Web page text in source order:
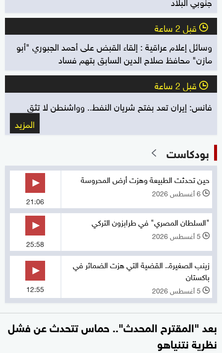
l قبل 2 ساعة
وسائل إعلام عراقية : إلقاء القبض على أحمد الجبوري "أبو
مازن" محافظ صلاح الدين السابق بتهم فساد
l قبل 2 ساعة
فانس: إيران تعد بفتح شريان النفط.. وواشنطن لا تثق
المزيد
بودكاست
حين تحدثت الطبيعة وهزت أرض المحروسة
l 6 أغسطس 2026
21:06
"السلطان المصري" في طرابزون التركي
l 5 أغسطس 2026
25:58
زينب الصغيرة.. القضية التي هزت الضمائر في
باكستان
l 5 أغسطس 2026 12:55
بعد "المقترح المحدث".. حماس تتحدث عن فشل
نظرية نتنياهو